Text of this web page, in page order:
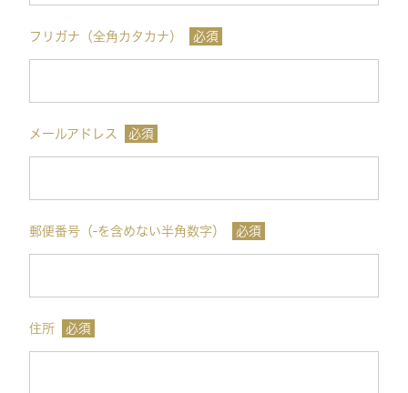
フリガナ（全角カタカナ） 必須
メールアドレス 必須
郵便番号（-を含めない半角数字） 必須
住所 必須